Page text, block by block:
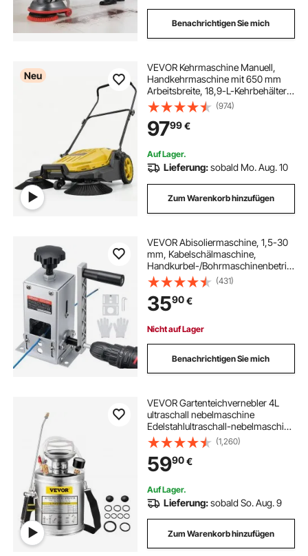
Benachrichtigen Sie mich
Neu
VEVOR Kehrmaschine Manuell,
Handkehrmaschine mit 650 mm
Arbeitsbreite, 18,9-L-Kehrbehälter &
Verstellbarem Klappgriff,
Bodenreinigungsmaschine für
Höfe, Gehwege, Terrassen &
Garagen – Gelb
(974)
9799€
Auf Lager.
Lieferung:sobald Mo. Aug. 10
Zum Warenkorb hinzufügen
VEVOR Abisoliermaschine, 1,5-30
mm, Kabelschälmaschine,
Handkurbel-/Bohrmaschinenbetrie
b, Abisolierwerkzeug mit Q235-
Rahmen, Kabelabisolierer, Manuelle
Kabelabisoliermaschine für
Kupferschrott
(431)
3590€
Nicht auf Lager
Benachrichtigen Sie mich
VEVOR Gartenteichvernebler 4L
ultraschall nebelmaschine
Edelstahlultraschall-nebelmaschine
geeignet für Haus, Garten,
Touristenfahrzeuge,
Spezialfahrzeuge Schiffe,
Fahrzeugreinigung, Teppichreinig
(1,260)
5990€
Auf Lager.
Lieferung:sobald So. Aug. 9
Zum Warenkorb hinzufügen